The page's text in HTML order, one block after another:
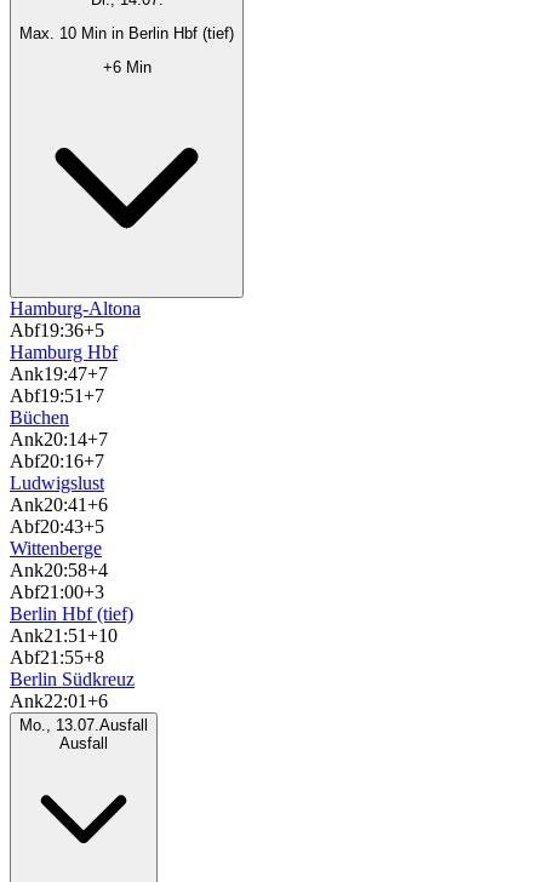
Max. 10 Min in Berlin Hbf (tief)
+6 Min
Hamburg-Altona
Abf19:36+5
Hamburg Hbf
Ank19:47+7
Abf19:51+7
Büchen
Ank20:14+7
Abf20:16+7
Ludwigslust
Ank20:41+6
Abf20:43+5
Wittenberge
Ank20:58+4
Abf21:00+3
Berlin Hbf (tief)
Ank21:51+10
Abf21:55+8
Berlin Südkreuz
Ank22:01+6
Mo., 13.07.Ausfall
Ausfall